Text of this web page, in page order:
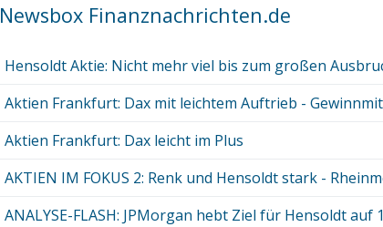
Newsbox Finanznachrichten.de
Hensoldt Aktie: Nicht mehr viel bis zum großen
Aktien Frankfurt: Dax mit leichtem Auftrieb -
Aktien Frankfurt: Dax leicht im Plus
AKTIEN IM FOKUS 2: Renk und Hensoldt stark -
ANALYSE-FLASH: JPMorgan hebt Ziel für Hensoldt auf